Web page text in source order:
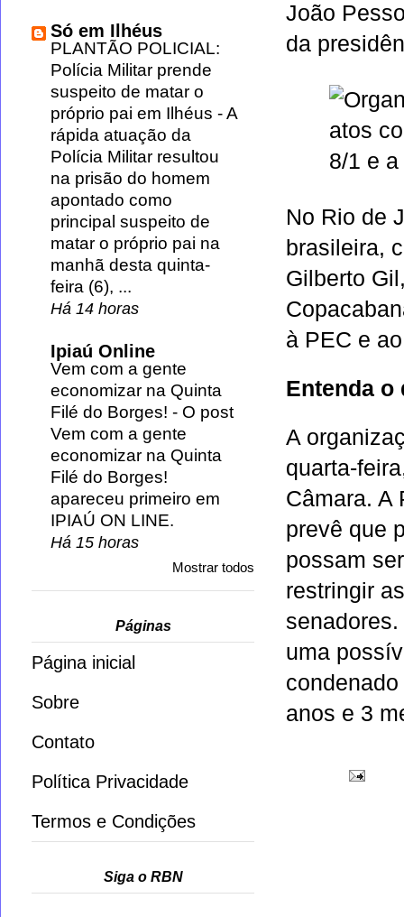
João
da
No Rio de
brasileira,
Gilberto
à PEC e
Entenda o
A
quarta-
Câmara. A
prevê que
possam
restringir
uma
anos e 3
Só em Ilhéus
PLANTÃO POLICIAL:
Polícia Militar prende
suspeito de matar o
próprio pai em Ilhéus -A
rápida atuação da
Polícia Militar resultou
na prisão do homem
apontado como
principal suspeito de
matar o próprio pai na
manhã desta quinta-
feira (6), ...
Há 14 horas
Ipiaú Online
Vem com a gente
economizar na Quinta
Filé do Borges! - O post
Vem com a gente
economizar na Quinta
Filé do Borges!
apareceu primeiro em
IPIAÚ ON LINE.
Há 15 horas
Mostrar todos
Páginas
Página inicial
Sobre
Contato
Política Privacidade
Termos e Condições
Siga o RBN